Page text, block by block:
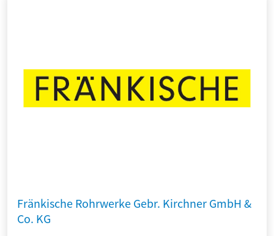
Fränkische Rohrwerke Gebr. Kirchner GmbH &
Co. KG